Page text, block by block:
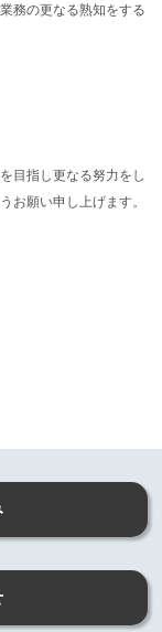
務の更なる熟知をする
目指し更なる努力をし
お願い申し上げます。